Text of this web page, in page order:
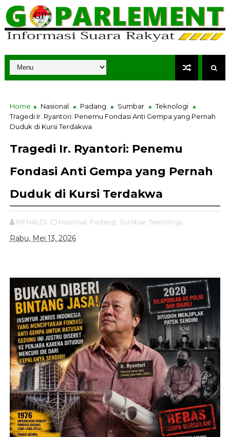
Home Nasional Padang Sumbar
Teknologi
Tragedi Ir. Ryantori: Penemu Fondasi Anti Gempa yang Pernah
Duduk di Kursi Terdakwa
Tragedi Ir. Ryantori: Penemu
Fondasi Anti Gempa yang Pernah
Duduk di Kursi Terdakwa
RIFNALDI Nasional, Padang, Sumbar, Teknologi,
Rabu, Mei 13, 2026